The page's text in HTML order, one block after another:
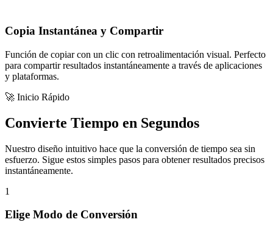
Copia Instantánea y Compartir
Función de copiar con un clic con retroalimentación visual. Perfecto
para compartir resultados instantáneamente a través de aplicaciones
y plataformas.
🚀 Inicio Rápido
Convierte Tiempo en Segundos
Nuestro diseño intuitivo hace que la conversión de tiempo sea sin
esfuerzo. Sigue estos simples pasos para obtener resultados precisos
instantáneamente.
1
Elige Modo de Conversión